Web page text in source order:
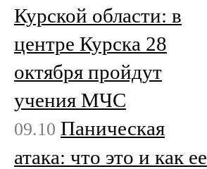
Курской области: в
центре Курска 28
октября пройдут
учения МЧС
09.10 Паническая
атака: что это и как ее